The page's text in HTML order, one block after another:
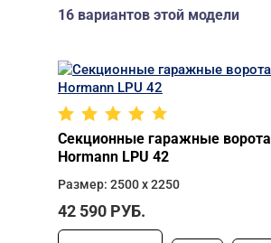
16 вариантов этой модели
Секционные гаражные ворота
Hormann LPU 42
Размер: 2500 х 2250
42 590 РУБ.